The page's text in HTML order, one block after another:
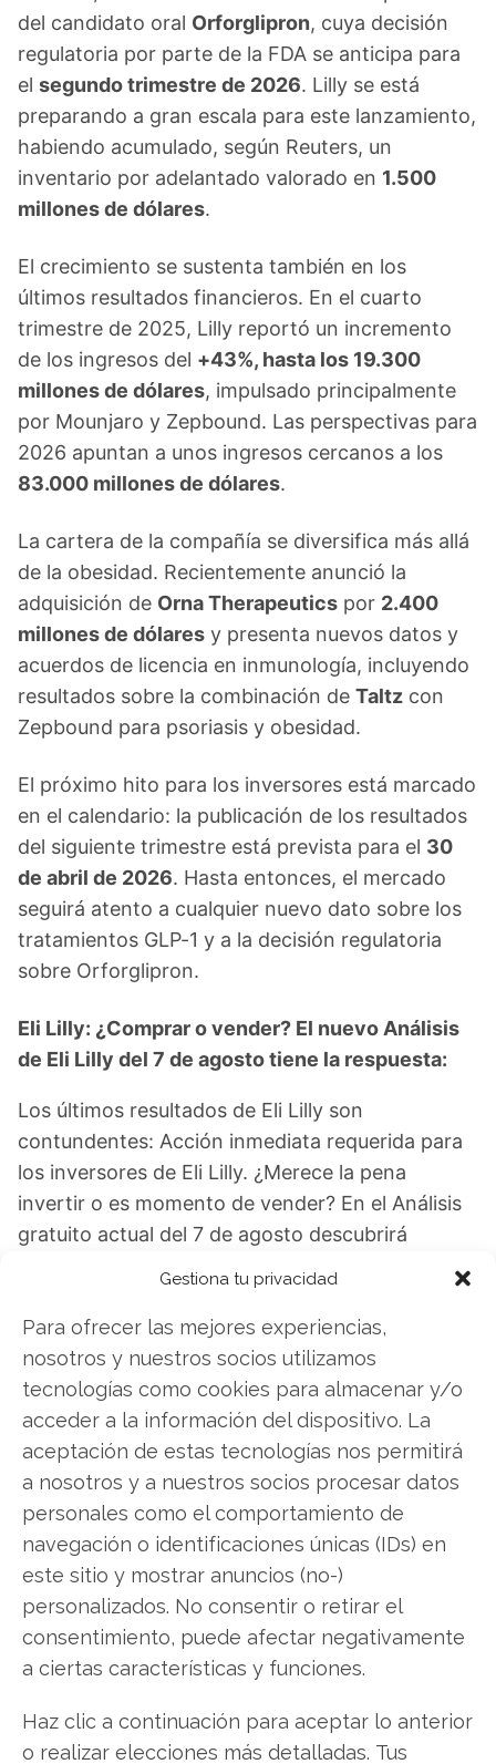
Gestiona tu privacidad
Para ofrecer las mejores experiencias,
nosotros y nuestros socios utilizamos
tecnologías como cookies para almacenar y/o
acceder a la información del dispositivo. La
aceptación de estas tecnologías nos permitirá
a nosotros y a nuestros socios procesar datos
personales como el comportamiento de
navegación o identificaciones únicas (IDs) en
este sitio y mostrar anuncios (no-)
personalizados. No consentir o retirar el
consentimiento, puede afectar negativamente
a ciertas características y funciones.
Haz clic a continuación para aceptar lo anterior
o realizar elecciones más detalladas. Tus
del candidato oral Orforglipron, cuya decisión
regulatoria por parte de la FDA se anticipa para
el segundo trimestre de 2026. Lilly se está
preparando a gran escala para este lanzamiento,
habiendo acumulado, según Reuters, un
inventario por adelantado valorado en 1.500
millones de dólares.
El crecimiento se sustenta también en los
últimos resultados financieros. En el cuarto
trimestre de 2025, Lilly reportó un incremento
de los ingresos del +43%, hasta los 19.300
millones de dólares, impulsado principalmente
por Mounjaro y Zepbound. Las perspectivas para
2026 apuntan a unos ingresos cercanos a los
83.000 millones de dólares.
La cartera de la compañía se diversifica más allá
de la obesidad. Recientemente anunció la
adquisición de Orna Therapeutics por 2.400
millones de dólares y presenta nuevos datos y
acuerdos de licencia en inmunología, incluyendo
resultados sobre la combinación de Taltz con
Zepbound para psoriasis y obesidad.
El próximo hito para los inversores está marcado
en el calendario: la publicación de los resultados
del siguiente trimestre está prevista para el 30
de abril de 2026. Hasta entonces, el mercado
seguirá atento a cualquier nuevo dato sobre los
tratamientos GLP-1 y a la decisión regulatoria
sobre Orforglipron.
Eli Lilly: ¿Comprar o vender? El nuevo Análisis
de Eli Lilly del 7 de agosto tiene la respuesta:
Los últimos resultados de Eli Lilly son
contundentes: Acción inmediata requerida para
los inversores de Eli Lilly. ¿Merece la pena
invertir o es momento de vender? En el Análisis
gratuito actual del 7 de agosto descubrirá
Eli Lilly: ¿Comprar o vender? ¡Lee más aquí!
Eli Lilly
Compartir este artículo
Twitter
Facebook
LinkedIn
Copiar enlace